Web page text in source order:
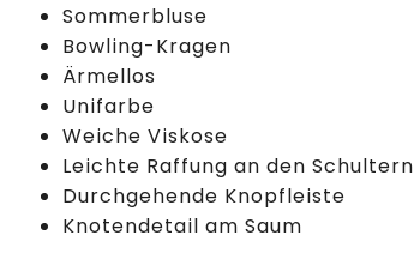
Sommerbluse
Bowling-Kragen
Ärmellos
Unifarbe
Weiche Viskose
Leichte Raffung an den Schultern
Durchgehende Knopfleiste
Knotendetail am Saum